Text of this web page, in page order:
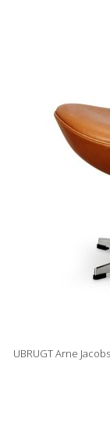
UBRUGT Arne